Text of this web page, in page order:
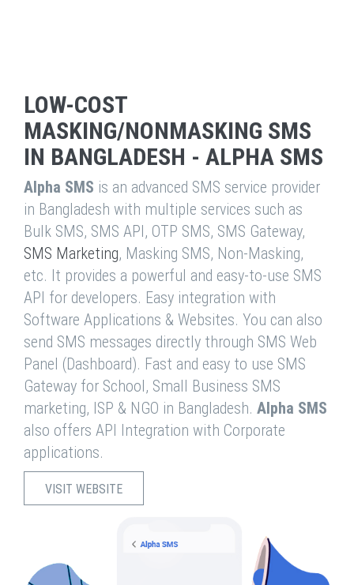
LOW-COST
MASKING/NONMASKING SMS
IN BANGLADESH - ALPHA SMS
Alpha SMS is an advanced SMS service provider
in Bangladesh with multiple services such as
Bulk SMS, SMS API, OTP SMS, SMS Gateway,
SMS Marketing, Masking SMS, Non-Masking,
etc. It provides a powerful and easy-to-use SMS
API for developers. Easy integration with
Software Applications & Websites. You can also
send SMS messages directly through SMS Web
Panel (Dashboard). Fast and easy to use SMS
Gateway for School, Small Business SMS
marketing, ISP & NGO in Bangladesh. Alpha SMS
also offers API Integration with Corporate
applications.
VISIT WEBSITE